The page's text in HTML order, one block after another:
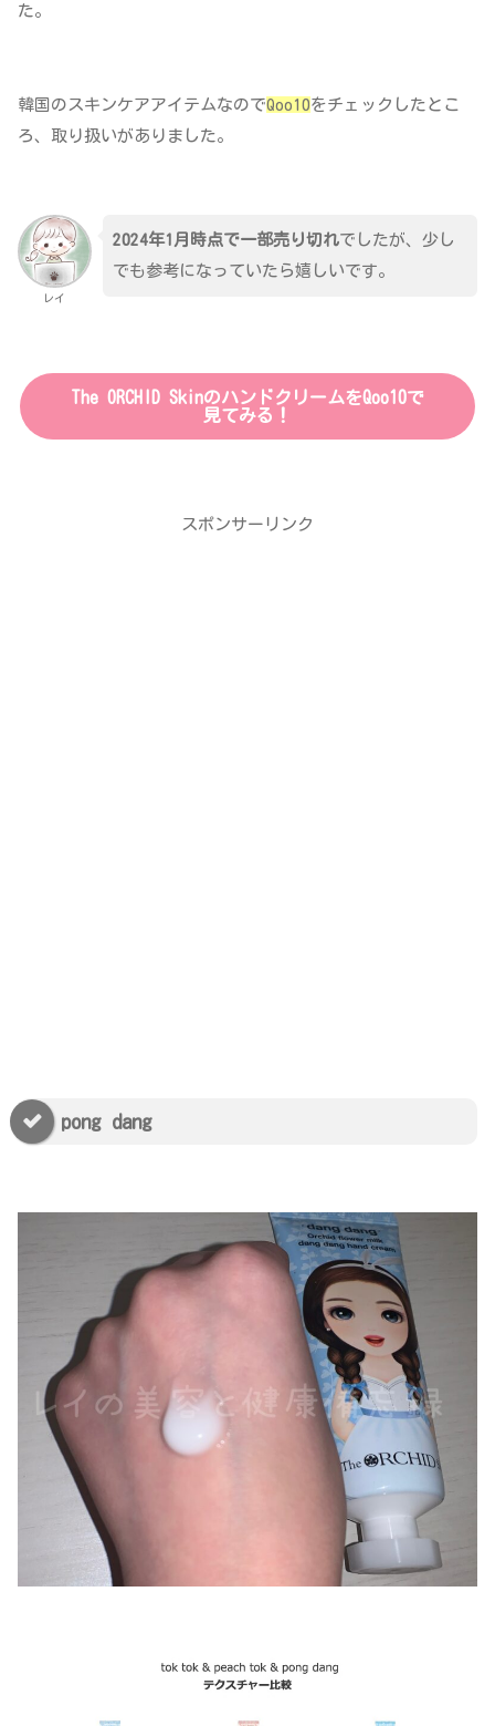
た。
韓国のスキンケアアイテムなのでQoo10をチェックしたとこ
ろ、取り扱いがありました。
レイ
2024年1月時点で一部売り切れでしたが、少し
でも参考になっていたら嬉しいです。
The ORCHID SkinのハンドクリームをQoo10で
見てみる！
スポンサーリンク
pong dang